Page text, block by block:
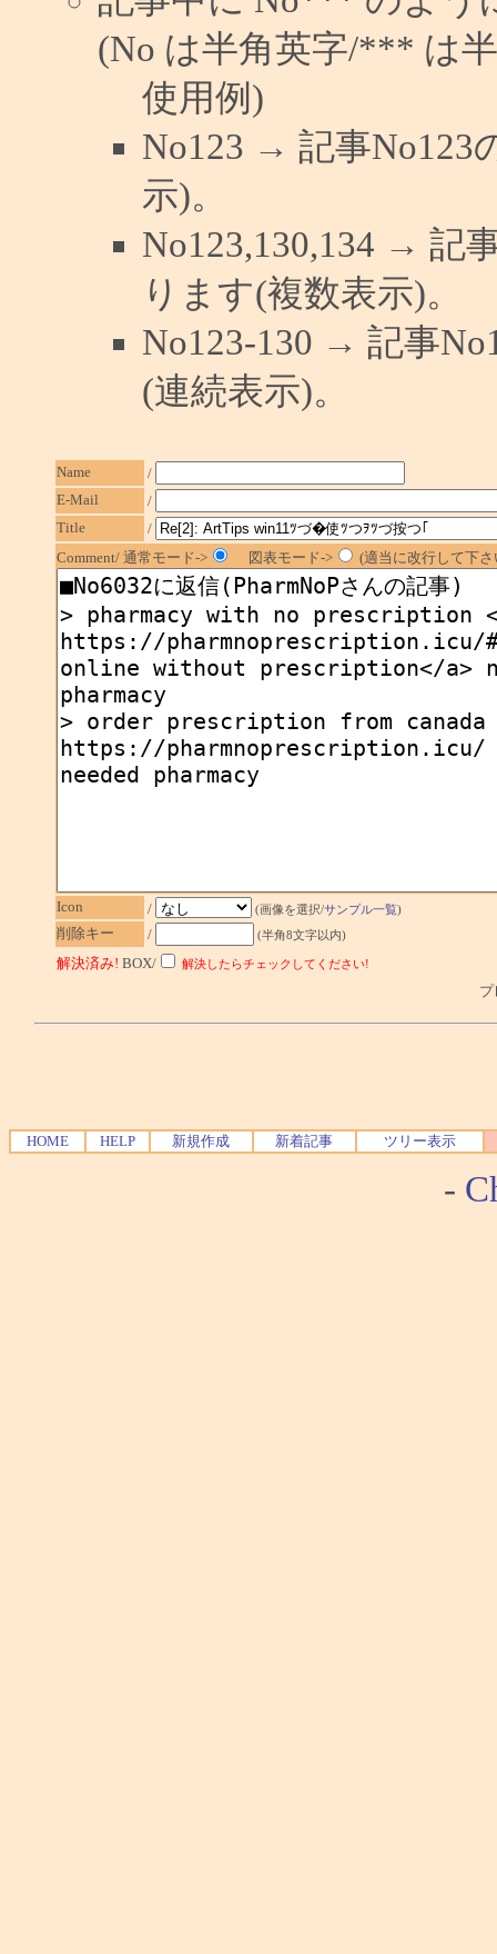
(No は半角英字/*** は
使用例)
No123 → 記事No123
示)。
No123,130,134 → 記
ります(複数表示)。
No123-130 → 記事
(連続表示)。
Name
/
E-Mail
/
Title
/
Comment/ 通常モード->
図表モード-> (適当に改行して下
Icon / (画像を選択/サンプル一覧)
削除キー / (半角8文字以内)
解決済み! BOX/ 解決したらチェックしてください!
プ
HOME HELP 新規作成 新着記事 ツリー表示
-